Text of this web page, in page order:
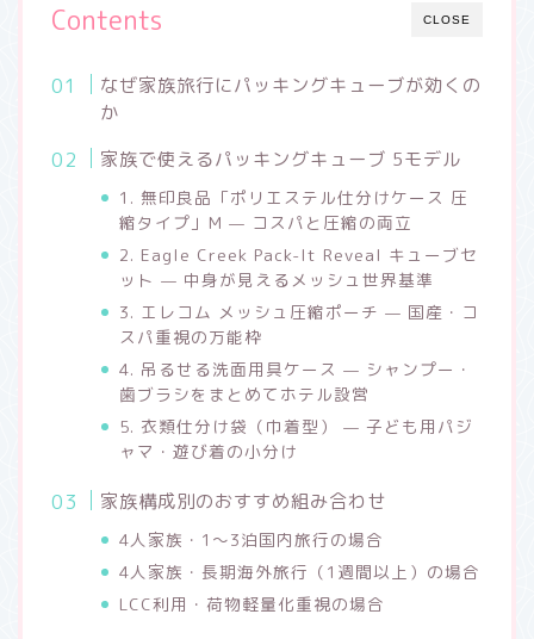
CLOSE
Contents
なぜ家族旅行にパッキングキューブが効くの
か
家族で使えるパッキングキューブ 5モデル
1. 無印良品「ポリエステル仕分けケース 圧
縮タイプ」M — コスパと圧縮の両立
2. Eagle Creek Pack-It Reveal キューブセ
ット — 中身が見えるメッシュ世界基準
3. エレコム メッシュ圧縮ポーチ — 国産・コ
スパ重視の万能枠
4. 吊るせる洗面用具ケース — シャンプー・
歯ブラシをまとめてホテル設営
5. 衣類仕分け袋（巾着型） — 子ども用パジ
ャマ・遊び着の小分け
家族構成別のおすすめ組み合わせ
4人家族・1〜3泊国内旅行の場合
4人家族・長期海外旅行（1週間以上）の場合
LCC利用・荷物軽量化重視の場合